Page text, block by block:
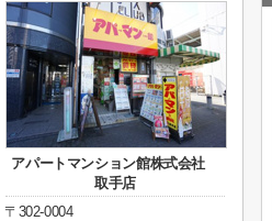
アパートマンション館株式会社
取手店
〒302-0004